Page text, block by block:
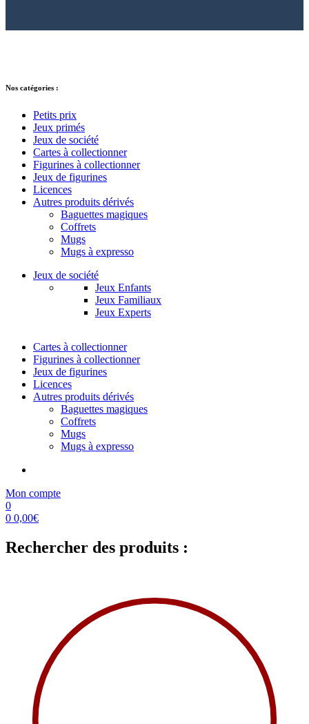
Nos catégories :
Petits prix
Jeux primés
Jeux de société
Cartes à collectionner
Figurines à collectionner
Jeux de figurines
Licences
Autres produits dérivés
Baguettes magiques
Coffrets
Mugs
Mugs à expresso
Jeux de société
Jeux Enfants
Jeux Familiaux
Jeux Experts
Cartes à collectionner
Figurines à collectionner
Jeux de figurines
Licences
Autres produits dérivés
Baguettes magiques
Coffrets
Mugs
Mugs à expresso
Mon compte
0
0 0,00€
Rechercher des produits :